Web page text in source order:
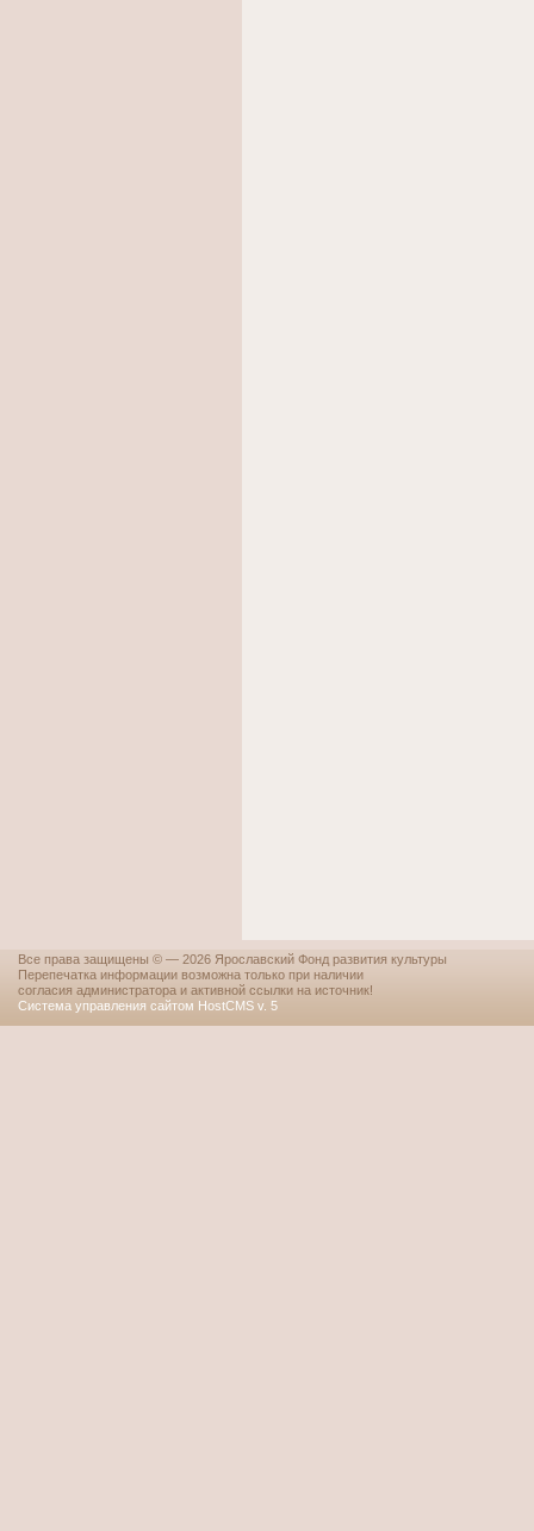
Все права защищены © — 2026 Ярославский Фонд развития культуры
Перепечатка информации возможна только при наличии
согласия администратора и активной ссылки на источник!
Система управления сайтом HostCMS v. 5